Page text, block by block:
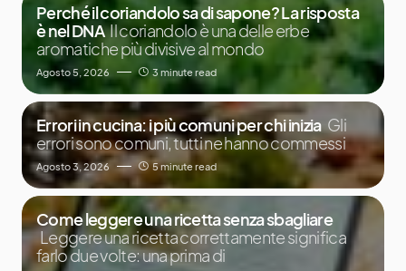
Perché il coriandolo sa di sapone? La risposta
è nel DNA Il coriandolo è una delle erbe
aromatiche più divisive al mondo
Agosto 5, 2026 3 minute read
Errori in cucina: i più comuni per chi inizia Gli
errori sono comuni, tutti ne hanno commessi
Agosto 3, 2026 5 minute read
Come leggere una ricetta senza sbagliare
Leggere una ricetta correttamente significa
farlo due volte: una prima di